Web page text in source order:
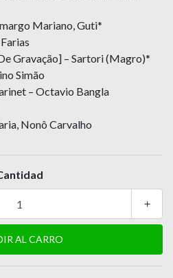
Mariano, Guti*
Gravação] – Sartori (Magro)*
Simão
– Octavio Bangla
Nonô Carvalho
+